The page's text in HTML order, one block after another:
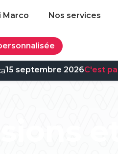
Marco Nos services
15 septembre 2026C'est